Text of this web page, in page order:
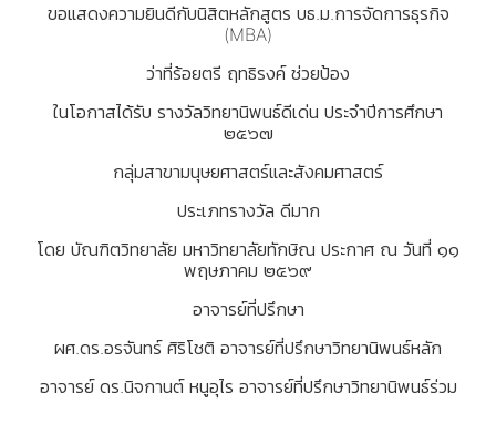
ขอแสดงความยินดีกับนิสิตหลักสูตร บธ.ม.การจัดการธุรกิจ
(MBA)
ว่าที่ร้อยตรี ฤทธิรงค์ ช่วยป้อง
ในโอกาสได้รับ รางวัลวิทยานิพนธ์ดีเด่น ประจำปีการศึกษา
๒๕๖๗
กลุ่มสาขามนุษยศาสตร์และสังคมศาสตร์
ประเภทรางวัล ดีมาก
โดย บัณฑิตวิทยาลัย มหาวิทยาลัยทักษิณ ประกาศ ณ วันที่ ๑๑
พฤษภาคม ๒๕๖๙
อาจารย์ที่ปรึกษา
ผศ.ดร.อรจันทร์ ศิริโชติ อาจารย์ที่ปรึกษาวิทยานิพนธ์หลัก
อาจารย์ ดร.นิจกานต์ หนูอุไร อาจารย์ที่ปรึกษาวิทยานิพนธ์ร่วม